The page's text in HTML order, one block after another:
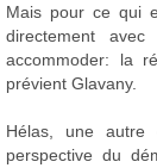
Mais pour ce qui
directement
accommoder: la
prévient Glavany.
Hélas, une autre
perspective du